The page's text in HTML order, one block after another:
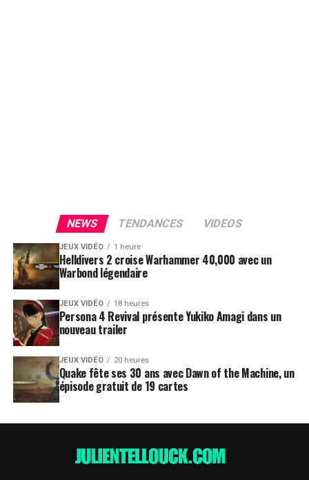
NEWS TENDANCES VIDEOS
JEUX VIDÉO 1 heure
Helldivers 2 croise Warhammer 40,000 avec un
Warbond légendaire
JEUX VIDÉO 18 heures
Persona 4 Revival présente Yukiko Amagi dans un
nouveau trailer
JEUX VIDÉO 20 heures
Quake fête ses 30 ans avec Dawn of the Machine, un
épisode gratuit de 19 cartes